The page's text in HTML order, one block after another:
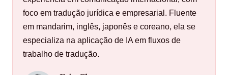
foco em tradução jurídica e empresarial. Fluente
em mandarim, inglês, japonês e coreano, ela se
especializa na aplicação de IA em fluxos de
trabalho de tradução.